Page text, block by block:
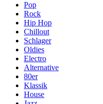
Pop
Rock
Hip Hop
Chillout
Schlager
Oldies
Electro
Alternative
80er
Klassik
House